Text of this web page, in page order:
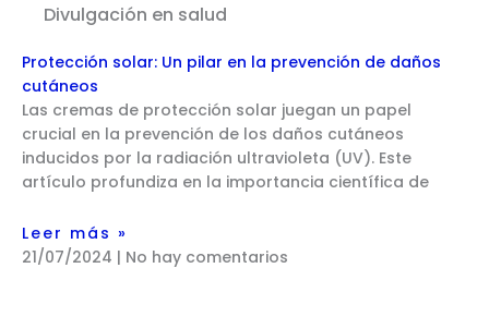
Divulgación en salud
Protección solar: Un pilar en la prevención de daños
cutáneos
Las cremas de protección solar juegan un papel
crucial en la prevención de los daños cutáneos
inducidos por la radiación ultravioleta (UV). Este
artículo profundiza en la importancia científica de
Leer más »
21/07/2024
No hay comentarios